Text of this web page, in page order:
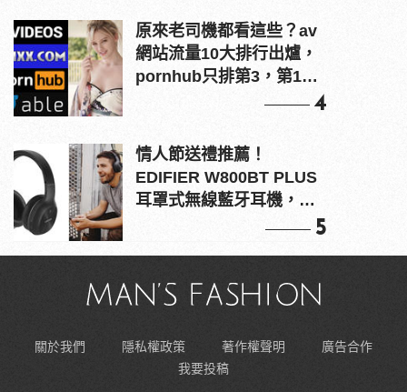
原來老司機都看這些？av
網站流量10大排行出爐，
pornhub只排第3，第1名
4
情人節送禮推薦！
EDIFIER W800BT PLUS
耳罩式無線藍牙耳機，在
5
關於我們 隱私權政策 著作權聲明
廣告合作
我要投稿